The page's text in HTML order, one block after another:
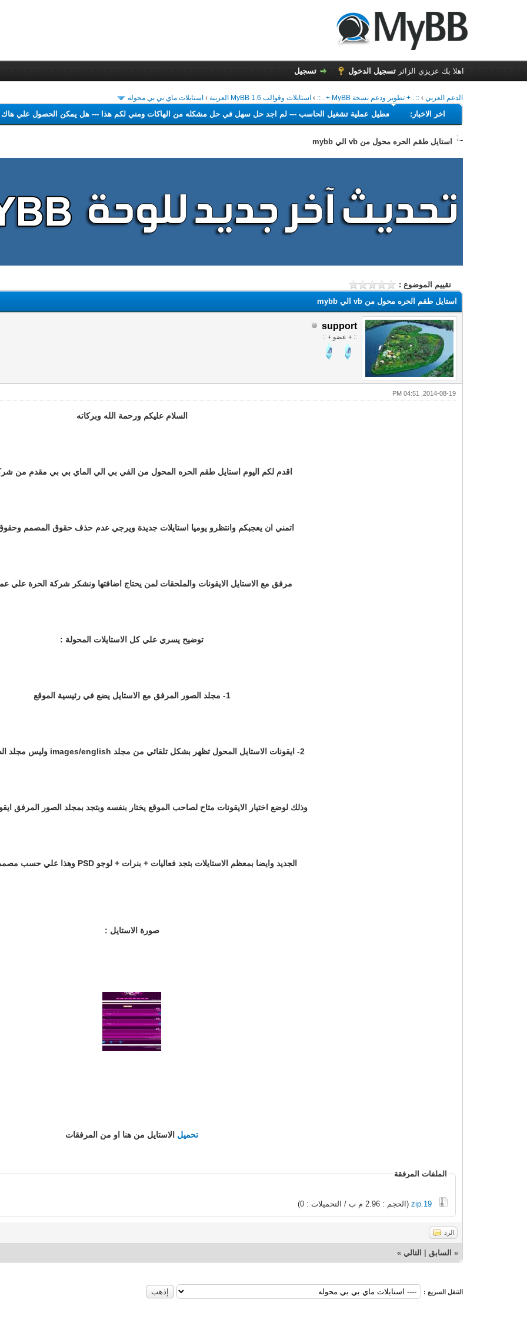
اهلا بك عزيزي الزائر تسجيل الدخول تسجيل
الدعم العربي ›:: . + تطوير ودعم نسخة MyBB + . :: › استايلات وقوالب MyBB 1.6 العربية › استايلات ماي بي بي محوله
اخر الاخبار:
البرامج التي تهدف إلى تعطيل عملية تشغيل الحاسب---لم اجد حل سهل في حل مشكله من الهاكات ومني لكم هذا---هل يمكن الحصول
استايل طقم الحره محول من vb الي mybb
تقييم الموضوع :
استايل طقم الحره محول من vb الي mybb
support
:: + عضو + ::
2014-08-19, 04:51 PM
السلام عليكم ورحمة الله وبركاته
اقدم لكم اليوم استايل طقم الحره المحول من الفي بي الي الماي بي بي مقدم من
اتمني ان يعجبكم وانتظرو يوميا استايلات جديدة ويرجي عدم حذف حقوق المصمم
مرفق مع الاستايل الايقونات والملحقات لمن يحتاج اضافتها ونشكر شركة الحرة علي
توضيح يسري علي كل الاستايلات المحولة :
1- مجلد الصور المرفق مع الاستايل يضع في رئيسية الموقع
2- ايقونات الاستايل المحول تظهر بشكل تلقائي من مجلد images/english وليس مجلد الصور المرفق
وذلك لوضع اختيار الايقونات متاح لصاحب الموقع يختار بنفسه وبتجد بمجلد الصور المرفق
الجديد وايضا بمعظم الاستايلات بتجد فعاليات + بنرات + لوجو PSD وهذا علي حسب مصمم الاستايل
صورة الاستايل :
تحميل الاستايل من هنا او من المرفقات
الملفات المرفقة
19.zip (الحجم : 2.96 م ب / التحميلات : 0)
الرد
« السابق التالي »
التنقل السريع :